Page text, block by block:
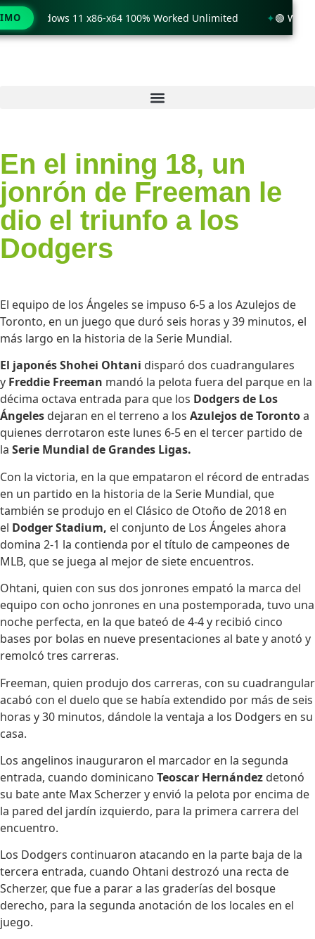
En el inning 18, un
jonrón de Freeman le
dio el triunfo a los
Dodgers
El equipo de los Ángeles se impuso 6-5 a los Azulejos de
Toronto, en un juego que duró seis horas y 39 minutos, el
más largo en la historia de la Serie Mundial.
El japonés Shohei Ohtani disparó dos cuadrangulares
y Freddie Freeman mandó la pelota fuera del parque en la
décima octava entrada para que los Dodgers de Los
Ángeles dejaran en el terreno a los Azulejos de Torontoa
quienes derrotaron este lunes 6-5 en el tercer partido de
la Serie Mundial de Grandes Ligas.
Con la victoria, en la que empataron el récord de entradas
en un partido en la historia de la Serie Mundial, que
también se produjo en el Clásico de Otoño de 2018 en
el Dodger Stadium, el conjunto de Los Ángeles ahora
domina 2-1 la contienda por el título de campeones de
MLB, que se juega al mejor de siete encuentros.
Ohtani, quien con sus dos jonrones empató la marca del
equipo con ocho jonrones en una postemporada, tuvo una
noche perfecta, en la que bateó de 4-4 y recibió cinco
bases por bolas en nueve presentaciones al bate y anotó y
remolcó tres carreras.
Freeman, quien produjo dos carreras, con su cuadrangular
acabó con el duelo que se había extendido por más de seis
horas y 30 minutos, dándole la ventaja a los Dodgers en su
casa.
Los angelinos inauguraron el marcador en la segunda
entrada, cuando dominicano Teoscar Hernández detonó
su bate ante Max Scherzer y envió la pelota por encima de
la pared del jardín izquierdo, para la primera carrera del
encuentro.
Los Dodgers continuaron atacando en la parte baja de la
tercera entrada, cuando Ohtani destrozó una recta de
Scherzer, que fue a parar a las graderías del bosque
derecho, para la segunda anotación de los locales en el
juego.
Windows 11 x86-x64 100% Worked Unlimited 🟢